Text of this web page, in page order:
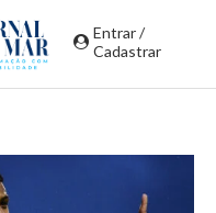
Entrar /
Cadastrar